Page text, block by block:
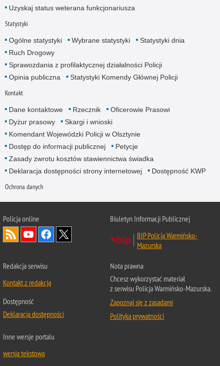
Uzyskaj status weterana funkcjonariusza
Statystyki
Ogólne statystyki Wybrane statystyki
Statystyki dnia
Ruch Drogowy
Sprawozdania z profilaktycznej działalności Policji
Opinia publiczna
Statystyki Komendy Głównej Policji
Kontakt
Dane kontaktowe Rzecznik
Oficerowie Prasowi
Dyżur prasowy
Skargi i wnioski
Komendant Wojewódzki Policji w Olsztynie
Dostęp do informacji publicznej
Petycje
Zasady zwrotu kosztów stawiennictwa świadka
Deklaracja dostępności strony internetowej
Dostępność KWP
Ochrona danych
Policja online
Biuletyn Informacji Publicznej
BIP Policja Warmińsko-
Mazurska
Redakcja serwisu
Kontakt z redakcją
Dostępność
Deklaracja dostępności
Nota prawna
Chcesz wykorzystać materiał
z serwisu Policja Warmińsko-Mazurska.
Zapoznaj się z zasadami
Polityka prywatności
Inne wersje portalu
wersja tekstowa